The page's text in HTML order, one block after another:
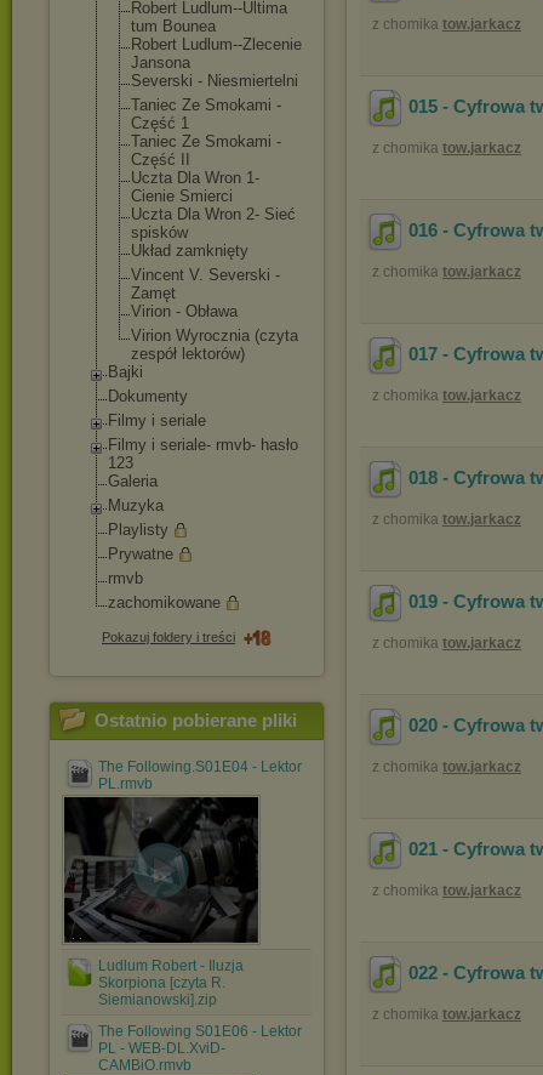
Robert Ludlum--Ultima
tum Bounea
Robert Ludlum--Zlecenie
Jansona
Severski - Niesmiertelni
Taniec Ze Smokami -
Część 1
Taniec Ze Smokami -
Część II
Uczta Dla Wron 1-
Cienie Smierci
Uczta Dla Wron 2- Sieć
spisków
Układ zamknięty
Vincent V. Severski -
Zamęt
Virion - Obława
Virion Wyrocznia (czyta
zespół lektorów)
Bajki
Dokumenty
Filmy i seriale
Filmy i seriale- rmvb- hasło
123
Galeria
Muzyka
Playlisty
Prywatne
rmvb
zachomikowane
Pokazuj foldery i treści
Ostatnio pobierane pliki
The Following.S01E04 - Lektor
PL.rmvb
Ludlum Robert - Iluzja
Skorpiona [czyta R.
Siemianowski].zip
The Following S01E06 - Lektor
PL - WEB-DL.XviD-
CAMBiO.rmvb
z chomika tow.jarkacz
015 - Cyfrowa
z chomika tow.jarkacz
016 - Cyfrowa
z chomika tow.jarkacz
017 - Cyfrowa
z chomika tow.jarkacz
018 - Cyfrowa
z chomika tow.jarkacz
019 - Cyfrowa
z chomika tow.jarkacz
020 - Cyfrowa
z chomika tow.jarkacz
021 - Cyfrowa
z chomika tow.jarkacz
022 - Cyfrowa
z chomika tow.jarkacz